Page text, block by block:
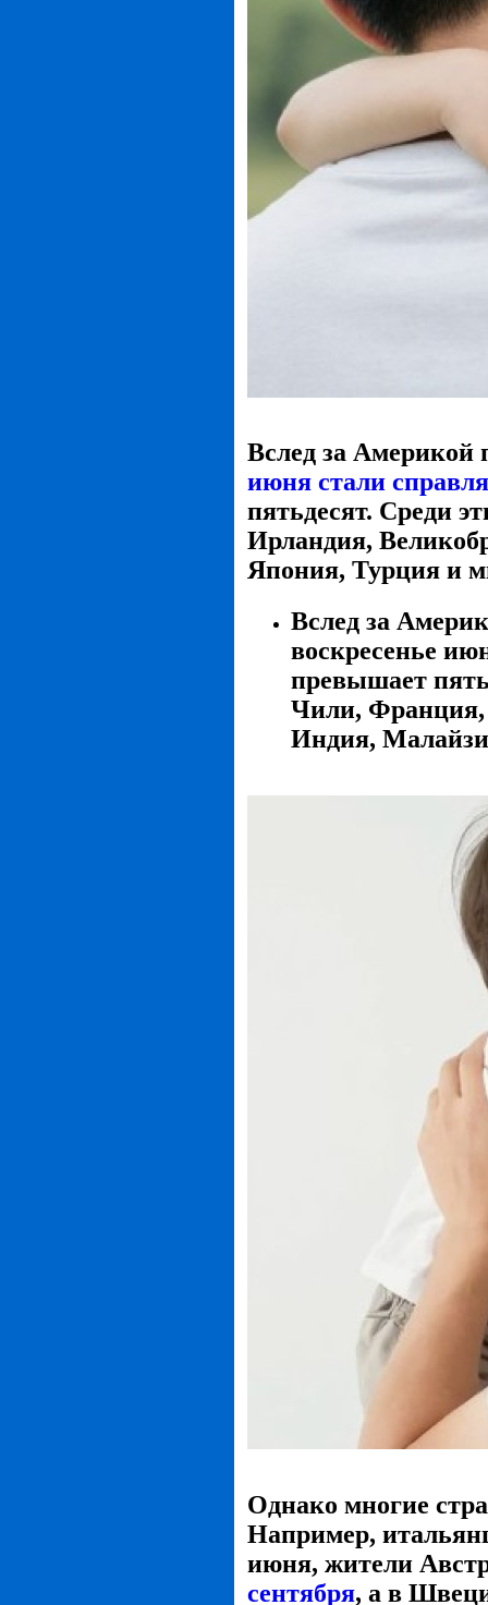
Вслед за Америкой
июня стали
пятьдесят. Среди
Ирландия,
Япония, Турция и
Вслед за
воскресенье
превышает
Чили, Франция,
Индия,
Однако многие
Например,
июня, жители
сентября, а в